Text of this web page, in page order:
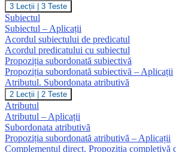
Subiectul.
Subordonata
subiectivă
3 Lecții 3 Teste
Subiectul
Subiectul – Aplicații
Acordul subiectului de predicatul
Acordul predicatului cu subiectul
Propoziția subordonată subiectivă
Propoziția subordonată subiectivă – Aplicații
Atributul. Subordonata atributivă
Atributul.
Subordonata
atributivă
2 Lecții 2 Teste
Atributul
Atributul – Aplicații
Subordonata atributivă
Propoziția subordonată atributivă – Aplicații
Complementul direct. Propoziția completivă